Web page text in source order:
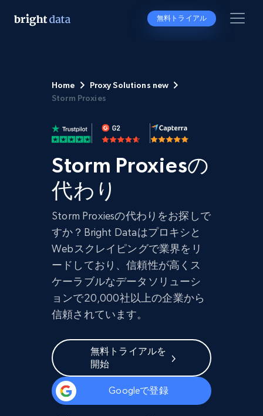
無料トライアル
Home
Proxy Solutions new
Storm Proxies
Storm Proxiesの
代わり
Storm Proxiesの代わりをお探しで
すか？Bright Dataはプロキシと
Webスクレイピングで業界をリ
ードしており、信頼性が高くス
ケーラブルなデータソリューシ
ョンで20,000社以上の企業から
信頼されています。
無料トライアルを
開始
Googleで登録